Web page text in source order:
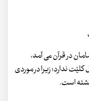
در قرآن می آمد،
ندارد؛ زیرا در موردی
است.